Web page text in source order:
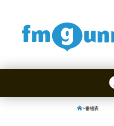
>番組表